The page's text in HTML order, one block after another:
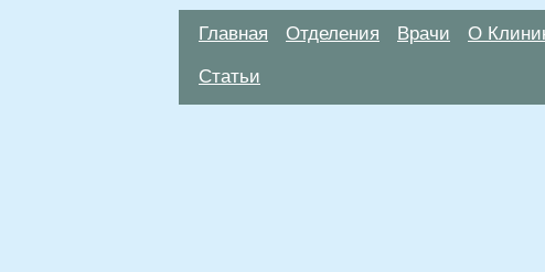
Главная Отделения Врачи О
Статьи